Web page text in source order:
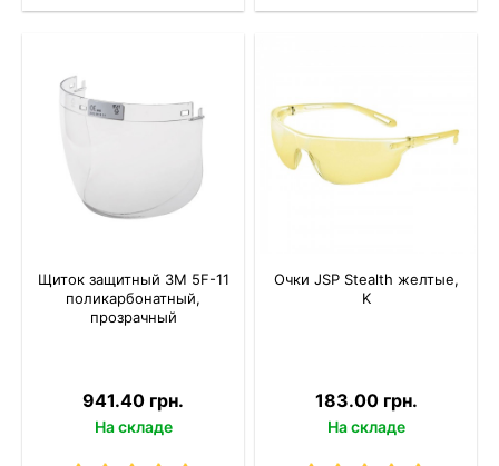
Щиток защитный 3M 5F-11
поликарбонатный,
прозрачный
941.40 грн.
На складе
Очки JSP Stealth желтые,
K
183.00 грн.
На складе